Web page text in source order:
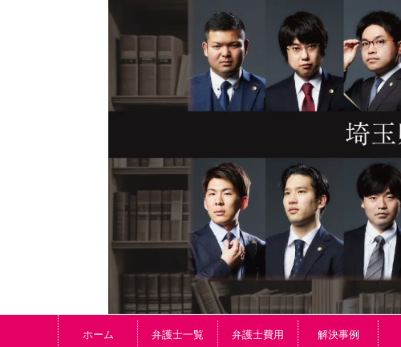
ホーム 弁護士一覧 弁護士費用 解決事例